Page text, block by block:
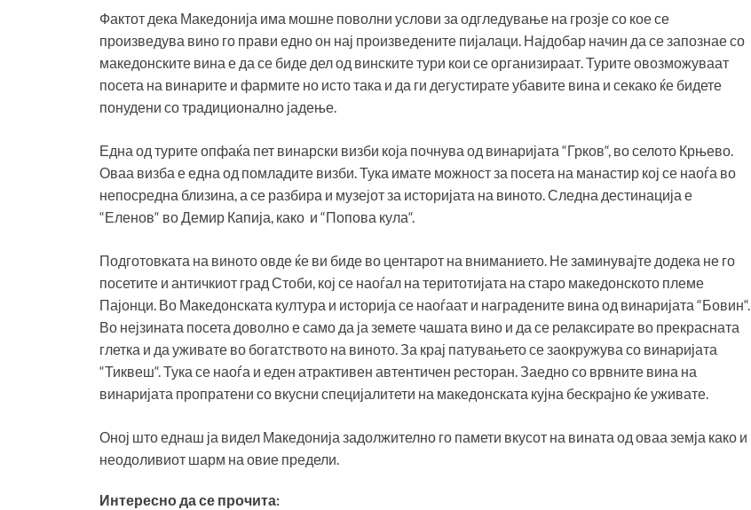
Фактот дека Македонија има мошне поволни услови за одгледување на грозје со кое се
произведува вино го прави едно он нај произведените пијалаци. Најдобар начин да се запознае со
македонските вина е да се биде дел од винските тури кои се организираат. Турите овозможуваат
посета на винарите и фармите но исто така и да ги дегустирате убавите вина и секако ќе бидете
понудени со традиционално јадење.
Една од турите опфаќа пет винарски визби која почнува од винаријата “Грков“, во селото Крњево.
Оваа визба е една од помладите визби. Тука имате можност за посета на манастир кој се наоѓа во
непосредна близина, а се разбира и музејот за историјата на виното. Следна дестинација е
“Еленов“ во Демир Капија, како и “Попова кула“.
Подготовката на виното овде ќе ви биде во центарот на вниманието. Не заминувајте додека не го
посетите и античкиот град Стоби, кој се наоѓал на теритотијата на старо македонското племе
Пајонци. Во Македонската култура и историја се наоѓаат и наградените вина од винаријата “Бовин“.
Во нејзината посета доволно е само да ја земете чашата вино и да се релаксирате во прекрасната
глетка и да уживате во богатството на виното. За крај патувањето се заокружува со винаријата
“Тиквеш“. Тука се наоѓа и еден атрактивен автентичен ресторан. Заедно со врвните вина на
винаријата пропратени со вкусни специјалитети на македонската кујна бескрајно ќе уживате.
Оној што еднаш ја видел Македонија задолжително го памети вкусот на вината од оваа земја како и
неодоливиот шарм на овие предели.
Интересно да се прочита: